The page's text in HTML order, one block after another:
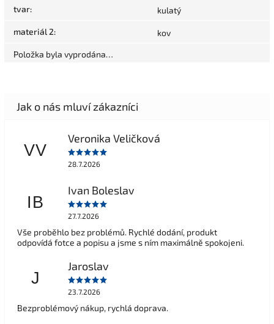
tvar: kulatý
materiál 2: kov
Položka byla vyprodána…
VV
Veronika Veličková
28.7.2026
IB
Ivan Boleslav
27.7.2026
Vše proběhlo bez problémů. Rychlé dodání, produkt
odpovídá fotce a popisu a jsme s ním maximálně spokojeni.
J
Jaroslav
23.7.2026
Bezproblémový nákup, rychlá doprava.